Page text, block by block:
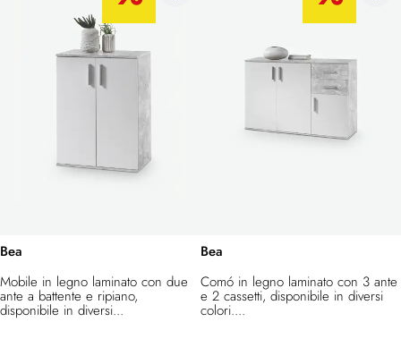
Bea
Mobile in legno laminato con due
ante a battente e ripiano,
disponibile in diversi...
Bea
Comó in legno laminato con 3 ante
e 2 cassetti, disponibile in diversi
colori....